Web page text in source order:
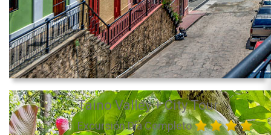
Taino Valley + City Tour
Excursión Día Completo